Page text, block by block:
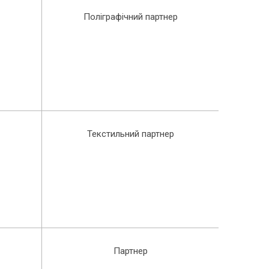
Поліграфічний партнер
Текстильний партнер
Партнер